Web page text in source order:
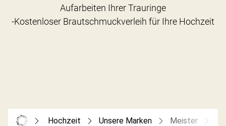
Aufarbeiten Ihrer Trauringe
Hochzeit Unsere Marken Meister